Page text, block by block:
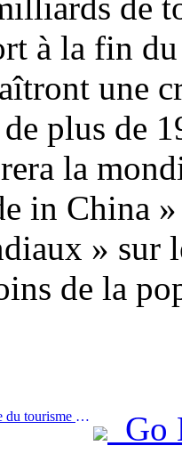
à la fin
une
plus de
la
in China
» sur
de la
Prev:L'Exposition de l'industrie du tourisme culturel de Chine 2025 se tiendra à Wuhan du 12 au 14 septembre.
Go